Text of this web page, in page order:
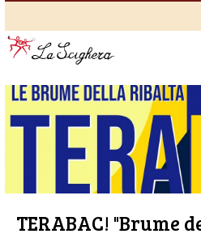
TERABAC! "Brume